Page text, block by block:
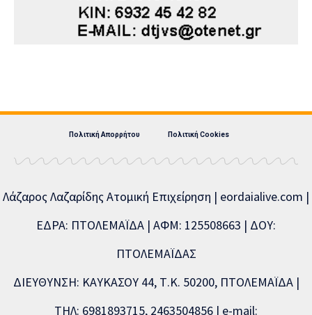
Πολιτική Απορρήτου Πολιτική Cookies
Λάζαρος Λαζαρίδης Ατομική Επιχείρηση | eordaialive.com |
ΕΔΡΑ: ΠΤΟΛΕΜΑΪΔΑ | ΑΦΜ: 125508663 | ΔΟΥ:
ΠΤΟΛΕΜΑΪΔΑΣ
ΔΙΕΥΘΥΝΣΗ: ΚΑΥΚΑΣΟΥ 44, Τ.Κ. 50200, ΠΤΟΛΕΜΑΪΔΑ |
ΤΗΛ: 6981893715, 2463504856 | e-mail: